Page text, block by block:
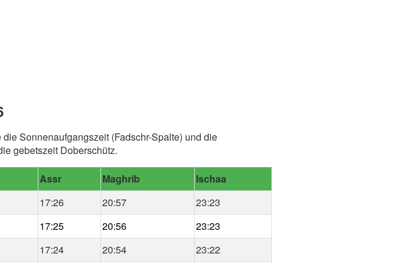
Sonnenaufgangszeit (Fadschr-Spalte) und die
gebetszeit Doberschütz.
Assr Maghrib
Ischaa
17:26 20:57
23:23
17:25 20:56
23:23
17:24 20:54
23:22